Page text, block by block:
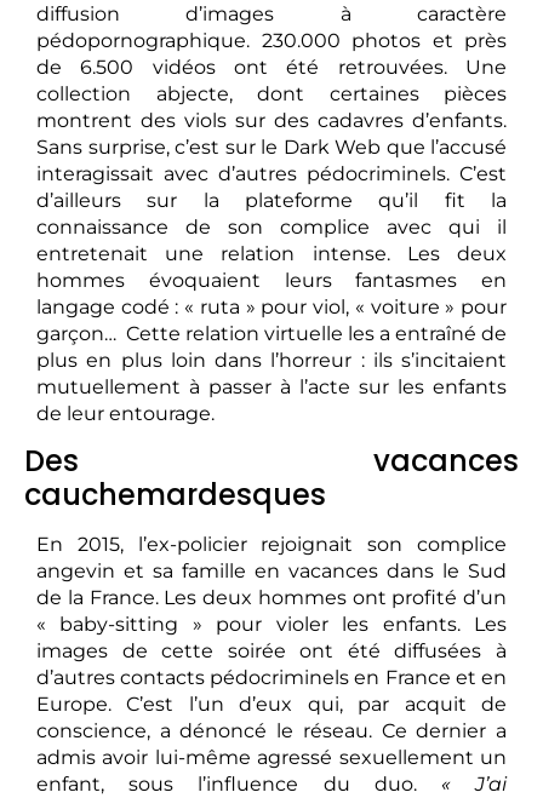
diffusion d’images à caractère
pédopornographique. 230.000 photos et près
de 6.500 vidéos ont été retrouvées. Une
collection abjecte, dont certaines pièces
montrent des viols sur des cadavres d’enfants.
Sans surprise, c’est sur le Dark Web que l’accusé
interagissait avec d’autres pédocriminels. C’est
d’ailleurs sur la plateforme qu’il fit la
connaissance de son complice avec qui il
entretenait une relation intense. Les deux
hommes évoquaient leurs fantasmes en
langage codé : « ruta » pour viol, « voiture » pour
garçon… Cette relation virtuelle les a entraîné de
plus en plus loin dans l’horreur : ils s’incitaient
mutuellement à passer à l’acte sur les enfants
de leur entourage.
Des vacances
cauchemardesques
En 2015, l’ex-policier rejoignait son complice
angevin et sa famille en vacances dans le Sud
de la France. Les deux hommes ont profité d’un
« baby-sitting » pour violer les enfants. Les
images de cette soirée ont été diffusées à
d’autres contacts pédocriminels en France et en
Europe. C’est l’un d’eux qui, par acquit de
conscience, a dénoncé le réseau. Ce dernier a
admis avoir lui-même agressé sexuellement un
enfant, sous l’influence du duo. « J’ai